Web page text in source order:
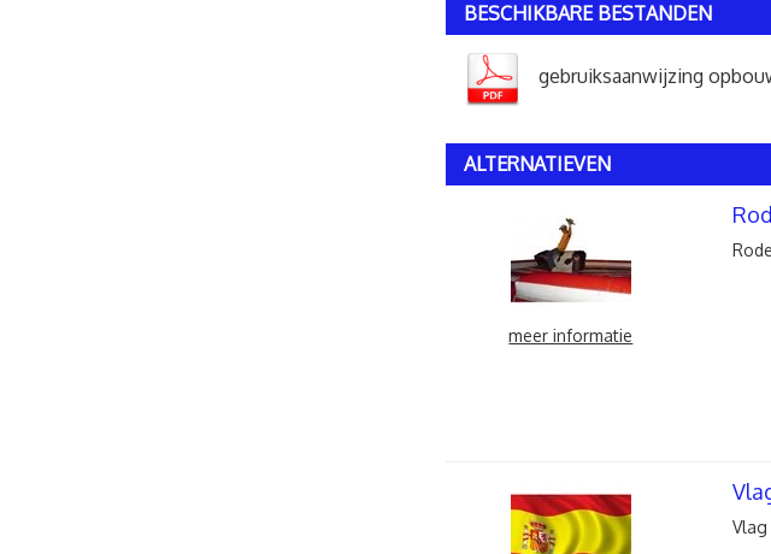
BESCHIKBARE BESTANDEN
gebruiksaanwijzing
ALTERNATIEVEN
meer informatie
Vlag